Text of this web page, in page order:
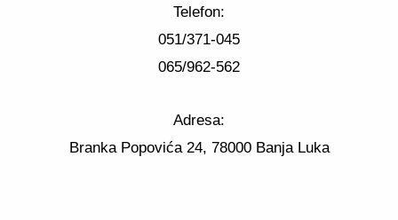
Telefon:
051/371-045
065/962-562
Adresa:
Branka Popovića 24, 78000 Banja Luka